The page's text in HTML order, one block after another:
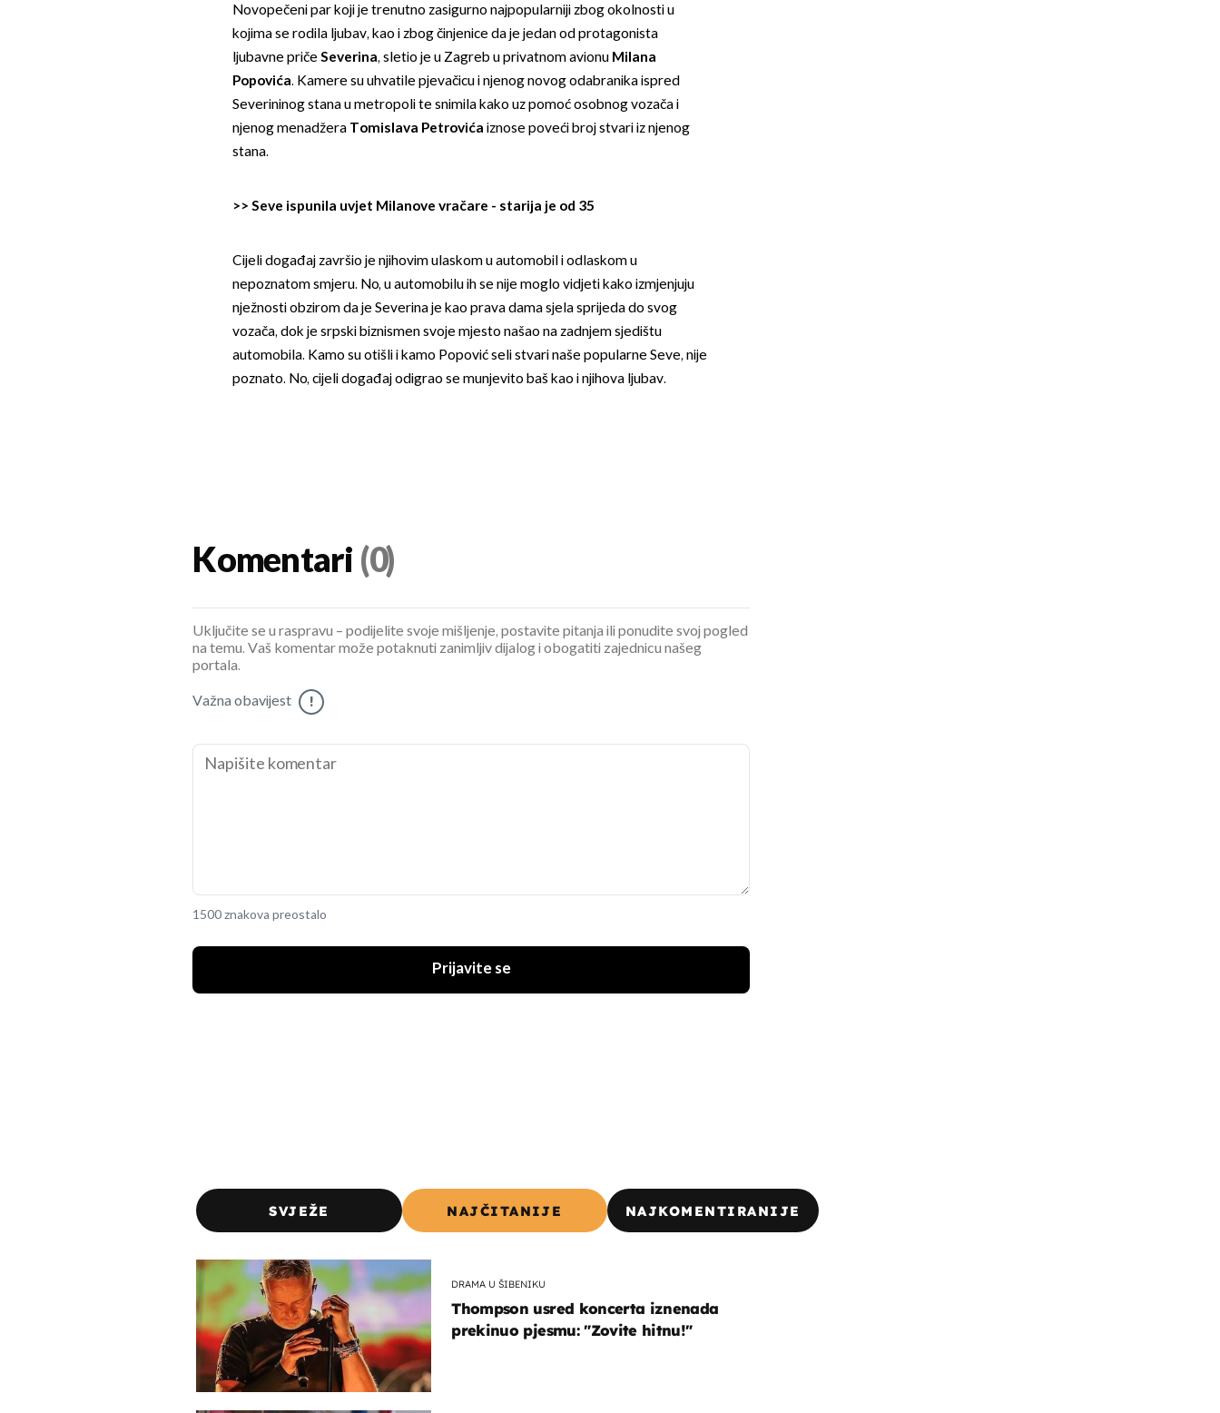
Novopečeni par koji je trenutno zasigurno najpopularniji zbog okolnosti u
kojima se rodila ljubav, kao i zbog činjenice da je jedan od protagonista
ljubavne priče Severina, sletio je u Zagreb u privatnom avionu Milana
Popovića. Kamere su uhvatile pjevačicu i njenog novog odabranika ispred
Severininog stana u metropoli te snimila kako uz pomoć osobnog vozača i
njenog menadžera Tomislava Petrovića iznose poveći broj stvari iz njenog
stana.
>> Seve ispunila uvjet Milanove vračare - starija je od 35
Cijeli događaj završio je njihovim ulaskom u automobil i odlaskom u
nepoznatom smjeru. No, u automobilu ih se nije moglo vidjeti kako izmjenjuju
nježnosti obzirom da je Severina je kao prava dama sjela sprijeda do svog
vozača, dok je srpski biznismen svoje mjesto našao na zadnjem sjedištu
automobila. Kamo su otišli i kamo Popović seli stvari naše popularne Seve, nije
poznato. No, cijeli događaj odigrao se munjevito baš kao i njihova ljubav.
Komentari (0)
Uključite se u raspravu – podijelite svoje mišljenje, postavite pitanja ili ponudite svoj pogled
na temu. Vaš komentar može potaknuti zanimljiv dijalog i obogatiti zajednicu našeg
portala.
Važna obavijest !
1500 znakova preostalo
Prijavite se
SVJEŽE NAJČITANIJE NAJKOMENTIRANIJE
DRAMA U ŠIBENIKU
Thompson usred koncerta iznenada
prekinuo pjesmu: "Zovite hitnu!"
OMOGUĆI OBAVIJESTI